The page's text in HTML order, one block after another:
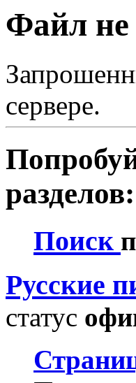
Файл не
сервере.
разделов:
Поиск
Русские
статус